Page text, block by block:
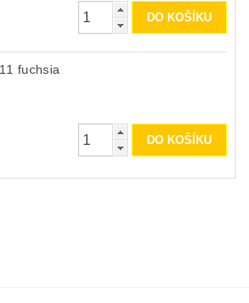
fuchsia